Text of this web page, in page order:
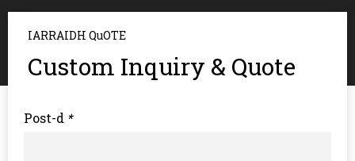
IARRAIDH QuOTE
Custom Inquiry & Quote
*
Post-d